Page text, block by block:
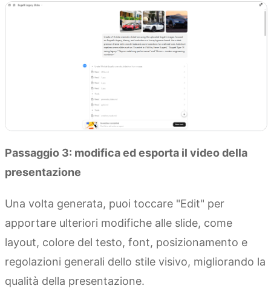
Passaggio 3: modifica ed esporta il video della
presentazione
Una volta generata, puoi toccare "Edit" per
apportare ulteriori modifiche alle slide, come
layout, colore del testo, font, posizionamento e
regolazioni generali dello stile visivo, migliorando la
qualità della presentazione.